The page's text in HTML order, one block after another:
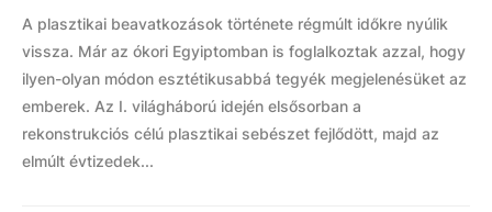
A plasztikai beavatkozások története régmúlt időkre nyúlik
vissza. Már az ókori Egyiptomban is foglalkoztak azzal, hogy
ilyen-olyan módon esztétikusabbá tegyék megjelenésüket az
emberek. Az I. világháború idején elsősorban a
rekonstrukciós célú plasztikai sebészet fejlődött, majd az
elmúlt évtizedek...